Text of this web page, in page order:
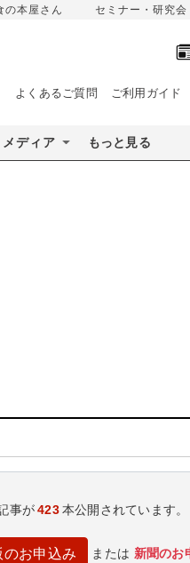
の本屋さん セミナー・研究会
よくあるご質問 ご利用ガイド
メディア もっと見る
事が423本公開されています。
のお申込み または 新聞のお